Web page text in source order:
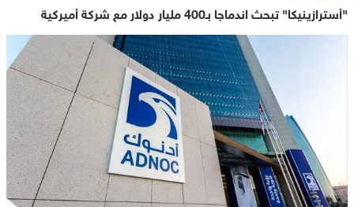
"أسترازينيكا" تبحث اندماجا بـ400 مليار دولار مع شركة أميركية